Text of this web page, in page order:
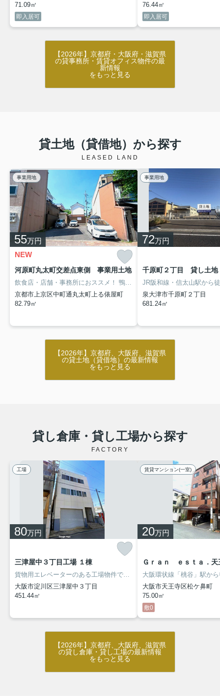
71.09㎡
即入居可
76.44㎡
即入居可
【2026年】京都府・大阪府・滋賀県
の貸事務所・賃貸オフィス物件の最
新情報
をもっと見る
貸土地（貸借地）から探す
LEASED LAND
事業用地
55万円
NEW
河原町丸太町交差点東側 事業用土地
飲食店・店舗・事務所におススメ！
鴨川まで約2分という、歴史と自然をあわせもつ立地です。
京都市上京区中町通丸太町上る俵屋町
82.79㎡
事業用地
72万円
千原町２丁目 貸し土地
泉大津市千原町２丁目
681.24㎡
【2026年】京都府、大阪府、滋賀県
の貸土地（貸借地）の最新情報
をもっと見る
貸し倉庫・貸し工場から探す
FACTORY
工場
80万円
三津屋中３丁目工場 １棟
貨物用エレベーターのある工場物件です！
屋上から淀川花火大会が鑑
大阪市淀川区三津屋中３丁目
451.44㎡
賃貸マンション(一室)
20万円
Ｇｒａｎ ｅｓｔａ．
大阪市天王寺区松ケ鼻町
75.00㎡
敷0
【2026年】京都府、大阪府、滋賀県
の貸し倉庫・貸し工場の最新情報
をもっと見る